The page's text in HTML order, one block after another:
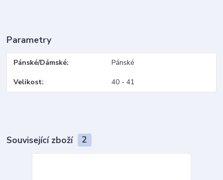
Parametry
Pánské/Dámské Pánské
Velikost 40 - 41
Související zboží 2